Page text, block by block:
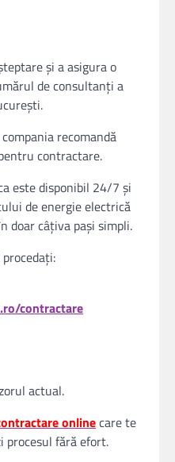
și a asigura o
de consultanți a
recomandă
contractare.
este disponibil 24/7 și
de energie electrică
doar câțiva pași simpli.
contractare
actual.
onlinecare te
procesul fără efort.